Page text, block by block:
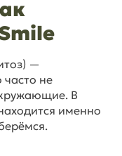
—
не
В
именно